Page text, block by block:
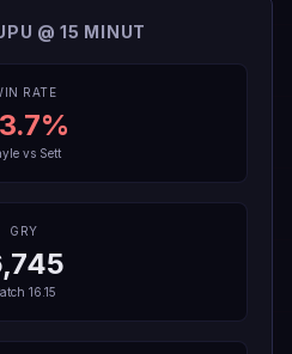
@ 15 MINUT
RATE
%
vs Sett
GRY
16.15